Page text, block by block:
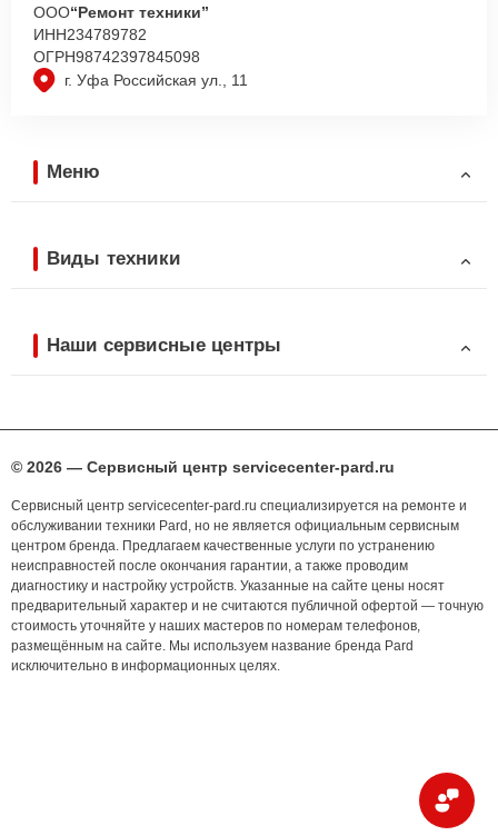
г. Уфа Российская ул., 11
ООО“Ремонт техники”
ИНН234789782
ОГРН98742397845098
Меню
Виды техники
Наши сервисные центры
© 2026 — Сервисный центр servicecenter-pard.ru
Сервисный центр servicecenter-pard.ru специализируется на ремонте и
обслуживании техники Pard, но не является официальным сервисным
центром бренда. Предлагаем качественные услуги по устранению
неисправностей после окончания гарантии, а также проводим
диагностику и настройку устройств. Указанные на сайте цены носят
предварительный характер и не считаются публичной офертой — точную
стоимость уточняйте у наших мастеров по номерам телефонов,
размещённым на сайте. Мы используем название бренда Pard
исключительно в информационных целях.